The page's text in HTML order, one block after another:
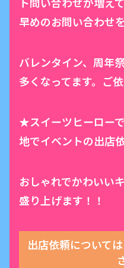
早めのお問い合わせ
バレンタイン、周年
多くなってます。ご
★スイーツヒーロー
地でイベントの出店
おしゃれでかわいい
盛り上げます！！
出店依頼について